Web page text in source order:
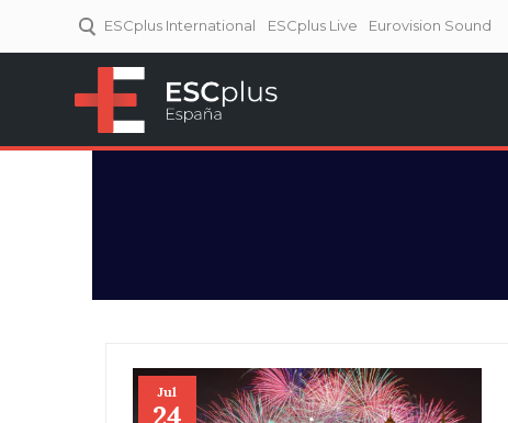
ESCplus International ESCplus Live Eurovision Sound
Jul